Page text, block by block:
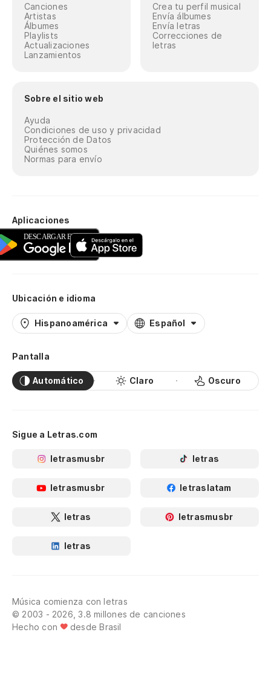
Canciones
Artistas
Álbumes
Playlists
Actualizaciones
Lanzamientos
Crea tu perfil musical
Envía álbumes
Envía letras
Correcciones de
letras
Sobre el sitio web
Ayuda
Condiciones de uso y privacidad
Protección de Datos
Quiénes somos
Normas para envío
Aplicaciones
Ubicación e idioma
Hispanoamérica Español
Pantalla
Automático Claro Oscuro
Sigue a Letras.com
letrasmusbr letras
letrasmusbr letraslatam
letras letrasmusbr
letras
Música comienza con letras
© 2003 - 2026, 3.8 millones de canciones
Hecho con
desde Brasil